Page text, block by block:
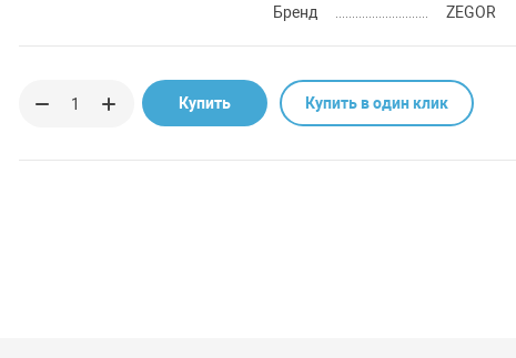
Бренд
ZEGOR
Купить Купить в один клик